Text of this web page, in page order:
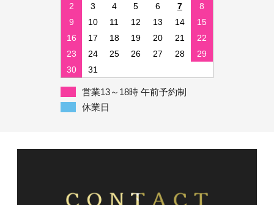
2
3 4 5 6 7
8
9
10 11 12 13 14
15
16
17 18 19 20 21
22
23
24 25 26 27 28
29
30
31
営業13～18時 午前予約制
休業日